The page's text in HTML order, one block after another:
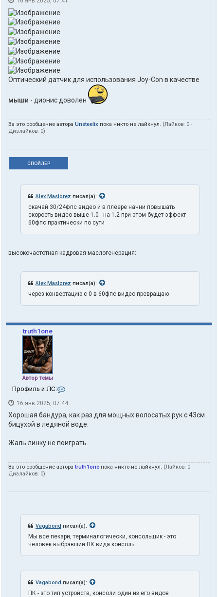
Оптический датчик для использования Joy-Con в качестве
мыши - дионис доволен
За это сообщение автора Unsteelix пока никто не лайкнул. (Лайков: 0 ·
Дизлайков: 0)
СПОЙЛЕР
Alex Maslorez писал(а):
скачай 30/24фпс видео и в плеере начни повышать
скорость видео выше 1.0 - на 1.2 при этом будет эффект
60фпс практически по сути
высокочастотная кадровая маслогенерация:
Alex Maslorez писал(а):
через конвертацию с 0 в 60фпс видео превращаю
truth1one
Автор темы
Профиль и ЛС:
н
т
а
к
ы
л
о
т
л
я
t
1
o
16 янв 2025, 07:44
Хорошая бандура, как раз для мощных волосатых рук с 43см
бицухой в ледяной воде.
Жаль линку не поиграть.
За это сообщение автораtruth1one пока никто не лайкнул. (Лайков: 0 ·
Дизлайков: 0)
Vagabond писал(а):
Мы все пекари, терминалогически, консольщик - это
человек выбравший ПК вида консоль
Vagabond писал(а):
ПК - это тип устройств, консоли один из его видов